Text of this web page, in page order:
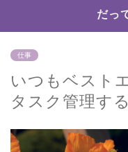
だっ
仕事
いつもベスト
タスク管理す